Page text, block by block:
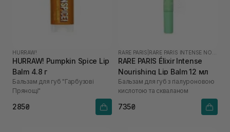
HURRAW!
HURRAW! Pumpkin Spice Lip
Balm 4.8 г
Бальзам для губ "Гарбузові
Прянощі"
285₴
RARE PARIS
RARE PARIS Élixir Intense
Nourishing Lip Balm 12 мл
Бальзам для губ з гіалуроновою
кислотою та скваланом
735₴